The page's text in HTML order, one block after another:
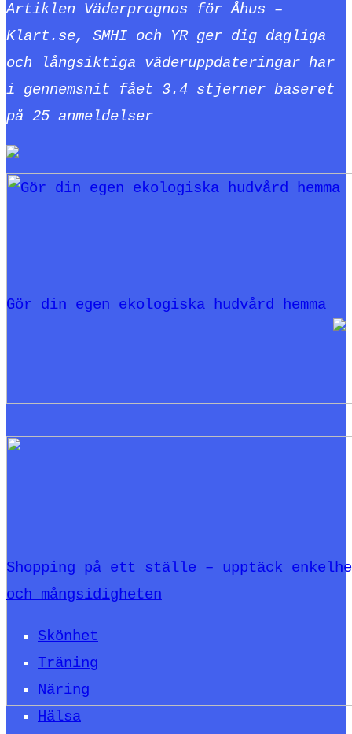
Artiklen Väderprognos för Åhus –
Klart.se, SMHI och YR ger dig dagliga
och långsiktiga väderuppdateringar har
i gennemsnit fået 3.4 stjerner baseret
på 25 anmeldelser
Gör din egen ekologiska hudvård hemma
Shopping på ett ställe – upptäck
och mångsidigheten
Skönhet
Träning
Näring
Hälsa